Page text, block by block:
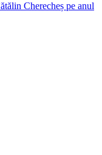
Cherecheș pe anul